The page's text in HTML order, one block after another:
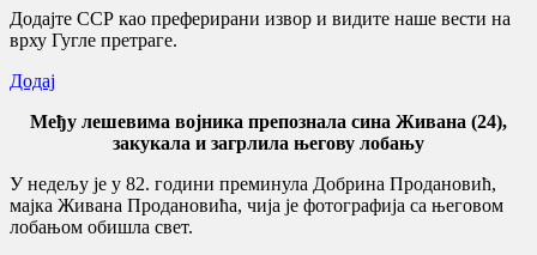
Додајте ССР као преферирани извор и видите наше вести на
врху Гугле претраге.
Додај
Међу лешевима војника препознала сина Живана (24),
закукала и загрлила његову лобању
У недељу је у 82. години преминула Добрина Продановић,
мајка Живана Продановића, чија је фотографија са његовом
лобањом обишла свет.